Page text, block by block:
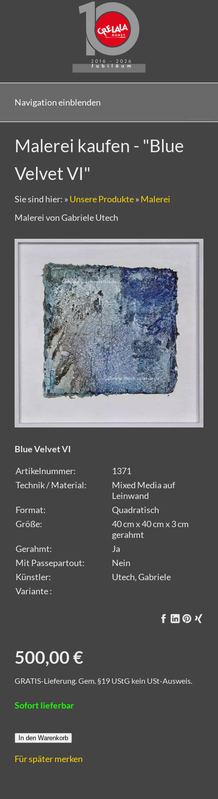
Navigation einblenden
Malerei kaufen - "Blue
Velvet VI"
Sie sind hier: » Unsere Produkte» Malerei
Malerei von Gabriele Utech
Blue Velvet VI
Artikelnummer:
1371
Technik / Material:
Mixed Media auf
Leinwand
Format:
Quadratisch
Größe:
40 cm x 40 cm x 3 cm
gerahmt
Gerahmt:
Ja
Mit Passepartout:
Nein
Künstler:
Utech, Gabriele
Variante :
500,00 €
GRATIS-Lieferung. Gem. §19 UStG kein USt-Ausweis.
Sofort lieferbar
In den Warenkorb
Für später merken
Alle Kunstwerke von CRELALA Kunst sind zertifizierte